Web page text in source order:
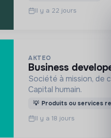
Il y a 22 jours
AKTEO
business
Société à mission, de conseil et
Capital humain.
💡 Produits ou services
Il y a 18 jours